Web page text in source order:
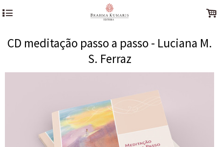
4 .
CD meditação passo a passo - Luciana M.
S. Ferraz